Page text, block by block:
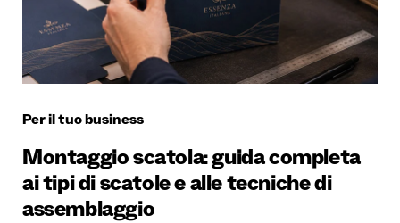
Per il tuo business
Montaggio scatola: guida completa
ai tipi di scatole e alle tecniche di
assemblaggio